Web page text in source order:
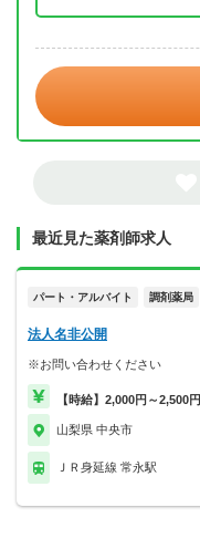
最近見た薬剤師求人
パート・アルバイト 調剤薬局
法人名非公開
※お問い合わせください
【時給】2,000円～2,500円
山梨県 中央市
ＪＲ身延線 常永駅